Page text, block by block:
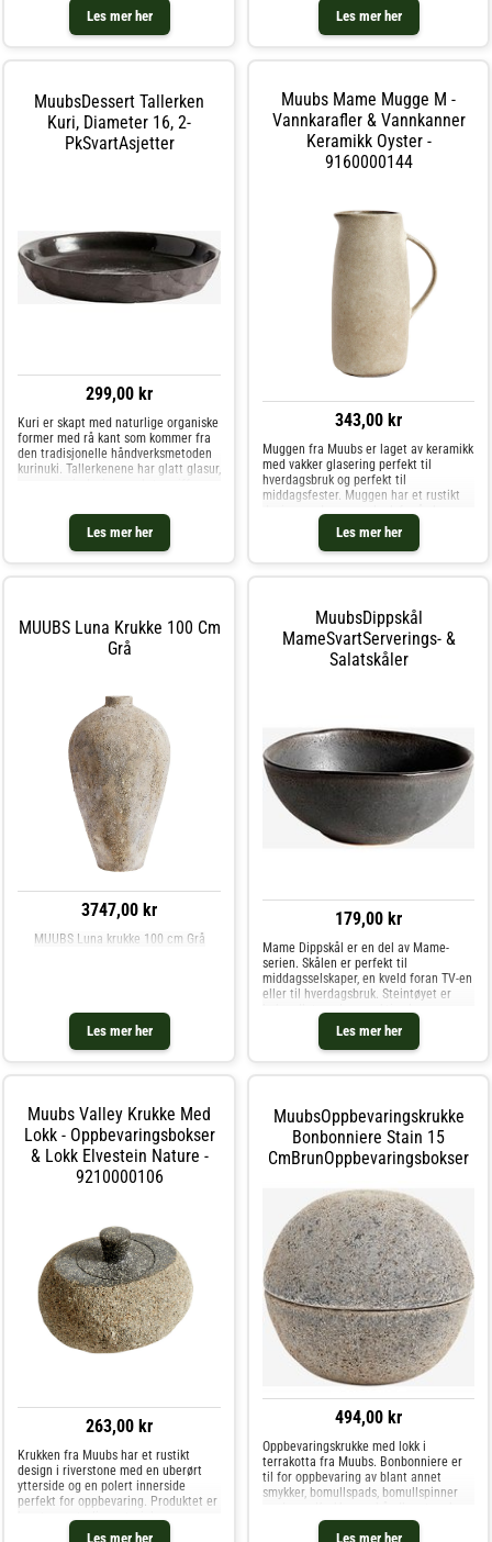
Les mer her Les mer her
myk, hjemmekoselig stemning. Velg
mellom ulike størrelser. Om muggen fra
Muubs- Mame er verdsatt for den
med andre deler i serien og skap din
personlige look. Kjøp Vannkarafler &
Vannkanner og andre Vann, Kaffe & Te
hos Royal Design.
MuubsDessert Tallerken
Kuri, Diameter 16, 2-
PkSvartAsjetter
299,00 kr
Les mer her
Kuri er skapt med naturlige organiske
former med rå kant som kommer fra
den tradisjonelle håndverksmetoden
kurinuki. Tallerkenene har glatt glasur,
bidrar også til å gjøre den
Muubs Mame Mugge M -
Vannkarafler & Vannkanner
Keramikk Oyster -
9160000144
343,00 kr
Les mer her
Muggen fra Muubs er laget av keramikk
med vakker glasering perfekt til
hverdagsbruk og perfekt til
middagsfester. Muggen har et rustikt
design med en varm look for å skape en
myk, hjemmekoselig stemning. Velg
mellom ulike størrelser. Om muggen fra
Muubs- Mame er verdsatt for den
med andre deler i serien og skap din
personlige look. Kjøp Vannkarafler &
Vannkanner og andre Vann, Kaffe & Te
hos Royal Design.
MUUBS Luna Krukke 100 Cm
Grå
3747,00 kr
Les mer her
MUUBS Luna krukke 100 cm Grå
MuubsDippskål
MameSvartServerings- &
Salatskåler
179,00 kr
Les mer her
Mame Dippskål er en del av Mame-
serien. Skålen er perfekt til
middagsselskaper, en kveld foran TV-en
eller til hverdagsbruk. Steintøyet er
behandlet med en reaktiv glasur, noe
som gir hver del en unik karakter. Nyt
den lekne fargevariasjonen. Det kan
Muubs Valley Krukke Med
Lokk - Oppbevaringsbokser
& Lokk Elvestein Nature -
9210000106
263,00 kr
Les mer her
Krukken fra Muubs har et rustikt
design i riverstone med en uberørt
ytterside og en polert innerside
perfekt for oppbevaring. Produktet er
laget av naturlig materiale, noe som
gjør at hver vare er unik. Kombiner
MuubsOppbevaringskrukke
Bonbonniere Stain 15
CmBrunOppbevaringsbokser
494,00 kr
Les mer her
Oppbevaringskrukke med lokk i
terrakotta fra Muubs. Bonbonniere er
til for oppbevaring av blant annet
smykker, bomullspads, bomullspinner
unik overflate. Den er skapt gjennom en
spesiell håndverksteknikk. La den r